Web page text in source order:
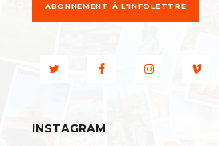
ABONNEMENT À L'INFOLETTRE
INSTAGRAM